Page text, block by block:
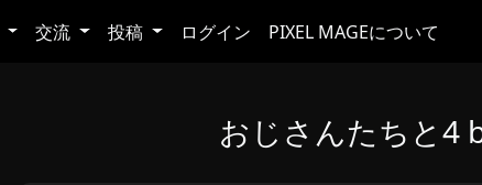
交流 投稿 ログイン PIXEL MAGEについて
おじさんたちと4